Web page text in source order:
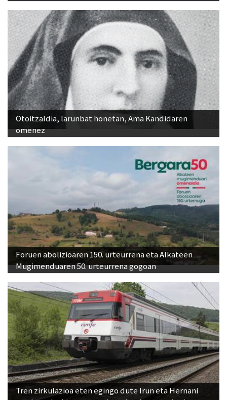
Otoitzaldia, larunbat honetan, Ama Kandidaren
omenez
Foruen abolizioaren 150. urteurrena eta Alkateen
Mugimenduaren 50. urteurrena gogoan
Tren zirkulazioa eten egingo dute Irun eta Hernani